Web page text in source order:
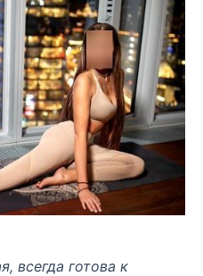
всегда готова к